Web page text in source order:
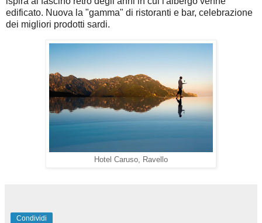
edificato. Nuova la "gamma" di ristoranti e bar, celebrazione
dei migliori prodotti sardi.
Hotel Caruso, Ravello
Condividi